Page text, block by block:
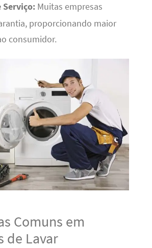
Serviço:Muitas empresas
proporcionando maior
consumidor.
Comuns em
de Lavar